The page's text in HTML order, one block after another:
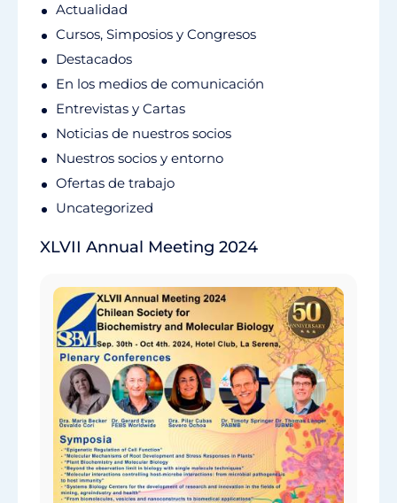
Actualidad
Cursos, Simposios y Congresos
Destacados
En los medios de comunicación
Entrevistas y Cartas
Noticias de nuestros socios
Nuestros socios y entorno
Ofertas de trabajo
Uncategorized
XLVII Annual Meeting 2024